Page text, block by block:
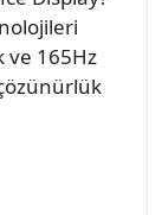
ve 165Hz